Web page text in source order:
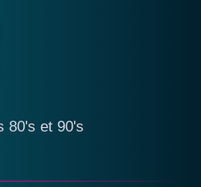
80's et 90's